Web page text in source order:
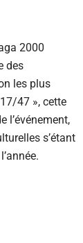
2000
des
les plus
47 », cette
l’événement,
s’étant